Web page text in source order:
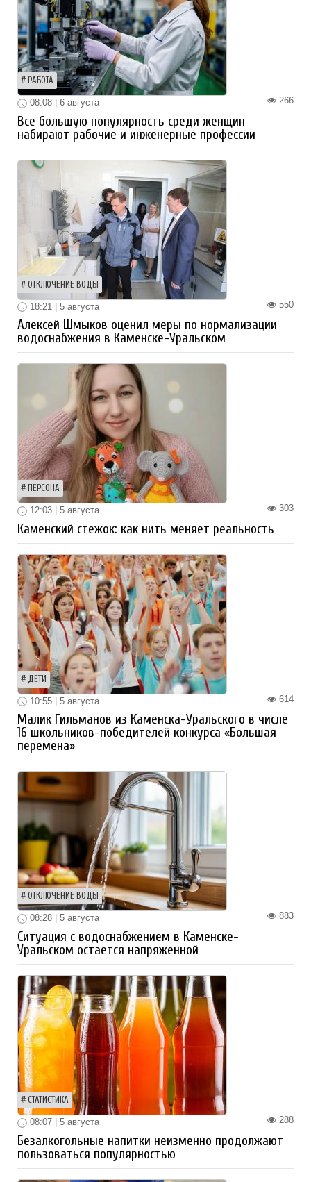
РАБОТА
266
08:08 | 6 августа
Все большую популярность среди женщин
набирают рабочие и инженерные профессии
ОТКЛЮЧЕНИЕ ВОДЫ
550
18:21 | 5 августа
Алексей Шмыков оценил меры по нормализации
водоснабжения в Каменске-Уральском
ПЕРСОНА
303
12:03 | 5 августа
Каменский стежок: как нить меняет реальность
ДЕТИ
614
10:55 | 5 августа
Малик Гильманов из Каменска-Уральского в числе
16 школьников-победителей конкурса «Большая
перемена»
ОТКЛЮЧЕНИЕ ВОДЫ
883
08:28 | 5 августа
Ситуация с водоснабжением в Каменске-
Уральском остается напряженной
СТАТИСТИКА
288
08:07 | 5 августа
Безалкогольные напитки неизменно продолжают
пользоваться популярностью